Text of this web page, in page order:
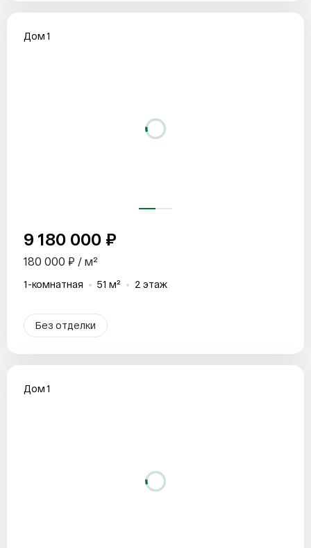
Дом 1
9 180 000 ₽
180 000 ₽ / м²
1-комнатная 51 м² 2 этаж
Без отделки
Дом 1